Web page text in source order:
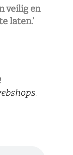
veilig en
laten.’